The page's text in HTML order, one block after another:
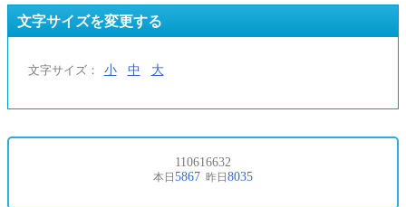
文字サイズを変更する
文字サイズ： 小 中 大